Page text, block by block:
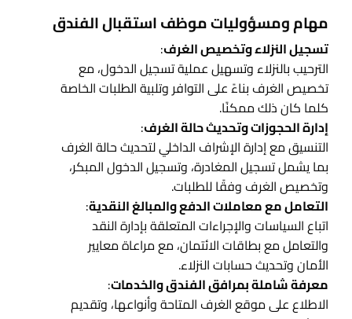
مهام ومسؤوليات موظف استقبال الفندق
تسجيل النزلاء وتخصيص الغرف:
الترحيب بالنزلاء وتسهيل عملية تسجيل الدخول، مع
تخصيص الغرف بناءً على التوافر وتلبية الطلبات الخاصة
كلما كان ذلك ممكنًا.
إدارة الحجوزات وتحديث حالة الغرف:
التنسيق مع إدارة الإشراف الداخلي لتحديث حالة الغرف
بما يشمل تسجيل المغادرة، وتسجيل الدخول المبكر،
وتخصيص الغرف وفقًا للطلبات.
التعامل مع معاملات الدفع والمبالغ النقدية:
اتباع السياسات والإجراءات المتعلقة بإدارة النقد
والتعامل مع بطاقات الائتمان، مع مراعاة معايير
الأمان وتحديث حسابات النزلاء.
معرفة شاملة بمرافق الفندق والخدمات:
الاطلاع على موقع الغرف المتاحة وأنواعها، وتقديم